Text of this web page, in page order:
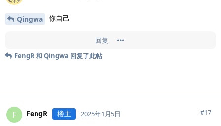
Qingwa 你自己
回复
FengR 和Qingwa 回复了此帖
F FengR 楼主 2025年1月5日 #17